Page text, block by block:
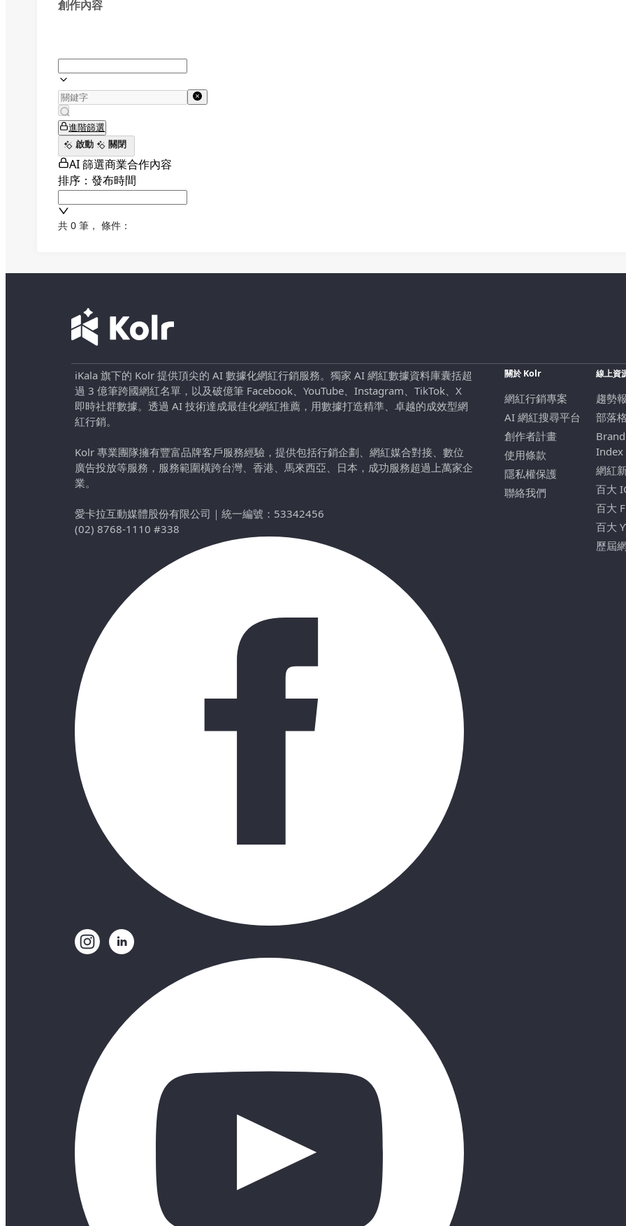
創作內容
進階篩選
啟動
關閉
AI 篩選商業合作內容
排序：發布時間
共 0 筆 ， 條件：
iKala 旗下的 Kolr 提供頂尖的 AI 數據化網紅行銷服務。獨家 AI 網紅數據資料庫囊括超
過 3 億筆跨國網紅名單，以及破億筆 Facebook、YouTube、Instagram、TikTok、X
即時社群數據。透過 AI 技術達成最佳化網紅推薦，用數據打造精準、卓越的成效型網
紅行銷。
Kolr 專業團隊擁有豐富品牌客戶服務經驗，提供包括行銷企劃、網紅媒合對接、數位
廣告投放等服務，服務範圍橫跨台灣、香港、馬來西亞、日本，成功服務超過上萬家企
業。
愛卡拉互動媒體股份有限公司 ｜ 統一編號：53342456
(02) 8768-1110 #338
關於 Kolr
網紅行銷專案
AI 網紅搜尋平台
創作者計畫
使用條款
隱私權保護
聯絡我們
線上資
趨勢
部落格
Index
網紅
百大
百大
百大
歷屆